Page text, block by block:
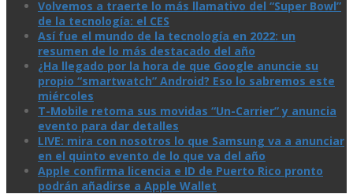
Volvemos a traerte lo más llamativo del “Super Bowl”
de la tecnologí­a: el CES
Así­ fue el mundo de la tecnologí­a en 2022: un
resumen de lo más destacado del año
¿Ha llegado por la hora de que Google anuncie su
propio “smartwatch” Android? Eso lo sabremos este
miércoles
T-Mobile retoma sus movidas “Un-Carrier” y anuncia
evento para dar detalles
LIVE: mira con nosotros lo que Samsung va a anunciar
en el quinto evento de lo que va del año
Apple confirma licencia e ID de Puerto Rico pronto
podrán añadirse a Apple Wallet